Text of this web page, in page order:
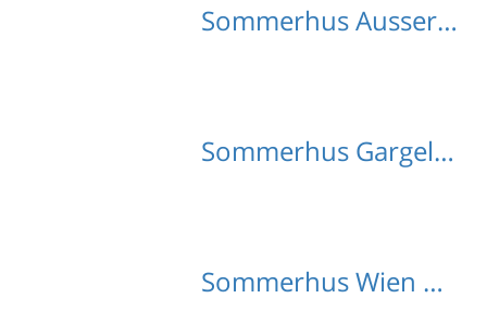
Sommerhus Aussersiggam med hund
Sommerhus Gargellen med hund
Sommerhus Wien med hund